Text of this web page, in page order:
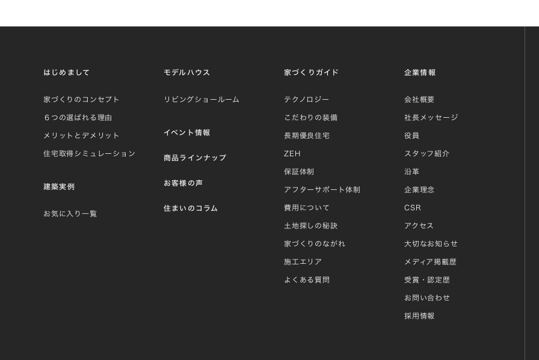
はじめまして
家づくりのコンセプト
６つの選ばれる理由
メリットとデメリット
住宅取得シミュレーション
建築実例
お気に入り一覧
モデルハウス
リビングショールーム
イベント情報
商品ラインナップ
お客様の声
住まいのコラム
家づくりガイド
テクノロジー
こだわりの装備
長期優良住宅
ZEH
保証体制
アフターサポート体制
費用について
土地探しの秘訣
家づくりのながれ
施工エリア
よくある質問
企業情報
会社概要
社長メッセージ
役員
スタッフ紹介
沿革
企業理念
CSR
アクセス
大切なお知らせ
メディア掲載歴
受賞・認定歴
お問い合わせ
採用情報